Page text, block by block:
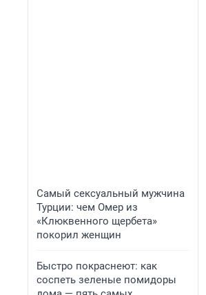
Самый сексуальный мужчина
Турции: чем Омер из
«Клюквенного щербета»
покорил женщин
Быстро покраснеют: как
соспеть зеленые помидоры